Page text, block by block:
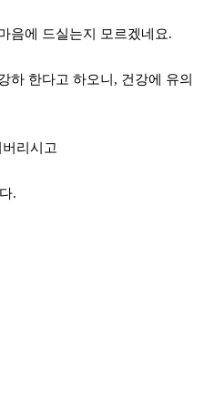
음에 드실는지 모르겠네요.
하 한다고 하오니, 건강에 유의
리시고
.